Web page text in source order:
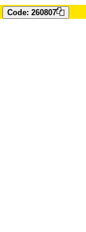
Code: 260807